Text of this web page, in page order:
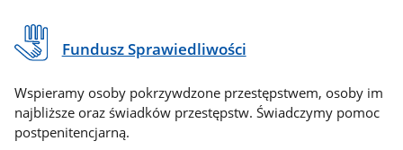
Fundusz Sprawiedliwości
Wspieramy osoby pokrzywdzone przestępstwem, osoby im
najbliższe oraz świadków przestępstw. Świadczymy pomoc
postpenitencjarną.